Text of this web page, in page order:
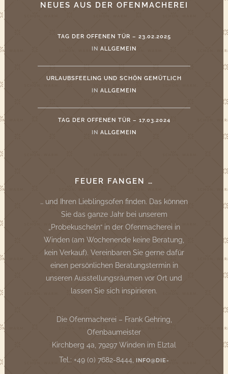
NEUES AUS DER OFENMACHEREI
TAG DER OFFENEN TÜR – 23.02.2025
IN ALLGEMEIN
URLAUBSFEELING UND SCHÖN GEMÜTLICH
IN ALLGEMEIN
TAG DER OFFENEN TÜR – 17.03.2024
IN ALLGEMEIN
FEUER FANGEN …
… und Ihren Lieblingsofen finden. Das können
Sie das ganze Jahr bei unserem
„Probekuscheln“ in der Ofenmacherei in
Winden (am Wochenende keine Beratung,
kein Verkauf). Vereinbaren Sie gerne dafür
einen persönlichen Beratungstermin in
unseren Ausstellungsräumen vor Ort und
lassen Sie sich inspirieren.
Die Ofenmacherei – Frank Gehring,
Ofenbaumeister
Kirchberg 4a, 79297 Winden im Elztal
Tel.: +49 (0) 7682-8444,
INFO@DIE-